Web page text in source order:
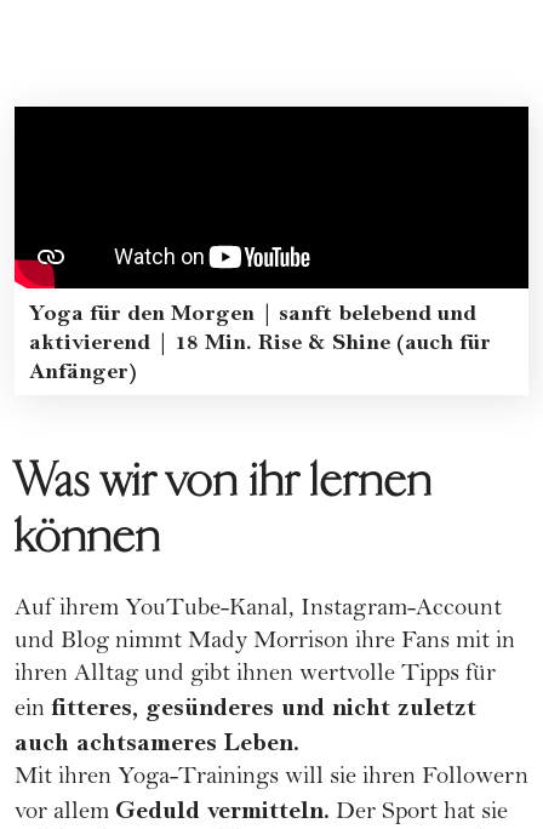
Yoga für den Morgen | sanft belebend und
aktivierend | 18 Min. Rise & Shine (auch für
Anfänger)
Was wir von ihr lernen
können
Auf ihrem YouTube-Kanal, Instagram-Account
und Blog nimmt Mady Morrison ihre Fans mit in
ihren Alltag und gibt ihnen wertvolle Tipps für
ein fitteres, gesünderes und nicht zuletzt
auch achtsameres Leben.
Mit ihren Yoga-Trainings will sie ihren Followern
vor allem Geduld vermitteln. Der Sport hat sie